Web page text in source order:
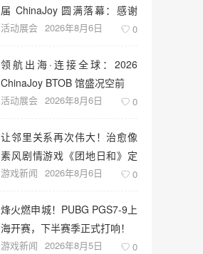
届 ChinaJoy 圆满落幕：感谢
有你，共赴这场“与 AI 同游”的
活动展会 2026年8月6日 0
领航出海·连接全球：2026
ChinaJoy BTOB 馆盛况空前
活动展会 2026年8月6日 0
让邻里关系再次伟大！治愈像
素风剧情游戏《团地日和》定
档10月30日发售
游戏新闻 2026年8月6日 0
烽火燃申城！PUBG PGS7-9上
海开赛，下半赛季正式打响！
游戏新闻 2026年8月5日 0